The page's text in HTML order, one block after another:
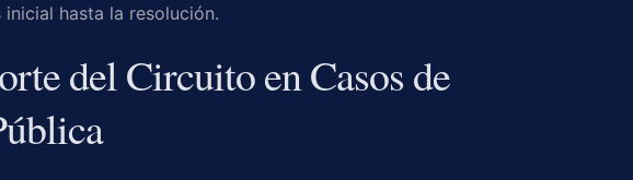
hasta la resolución.
del Circuito en Casos de